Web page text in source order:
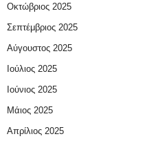
Οκτώβριος 2025
Σεπτέμβριος 2025
Αύγουστος 2025
Ιούλιος 2025
Ιούνιος 2025
Μάιος 2025
Απρίλιος 2025